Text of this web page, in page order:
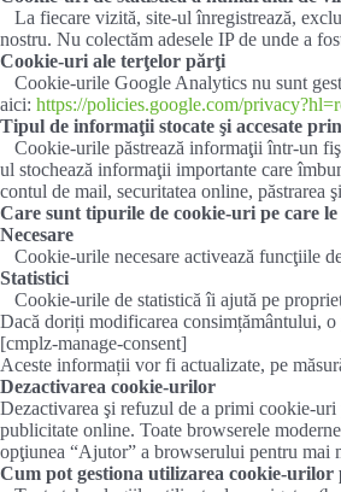
La fiecare vizită, site-ul înregistrează,
nostru. Nu colectăm adesele IP de unde a
Cookie-uri ale terţelor părţi
Cookie-urile Google Analytics nu sunt
aici: https://policies.google.com/
Tipul de informaţii stocate şi accesate
Cookie-urile păstrează informaţii într-un
ul stochează informaţii importante care
contul de mail, securitatea online, păstrarea
Care sunt tipurile de cookie-uri pe care le
Necesare
Cookie-urile necesare activează funcţiile
Statistici
Cookie-urile de statistică îi ajută pe
Dacă doriți modificarea consimțământului, o
[cmplz-manage-consent]
Aceste informații vor fi actualizate, pe
Dezactivarea cookie-urilor
Dezactivarea şi refuzul de a primi cookie-
publicitate online. Toate browserele
opţiunea “Ajutor” a browserului pentru mai
Cum pot gestiona utilizarea cookie-urilor